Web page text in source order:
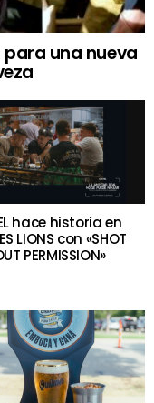
una nueva
hace historia en
LIONS con «SHOT
PERMISSION»